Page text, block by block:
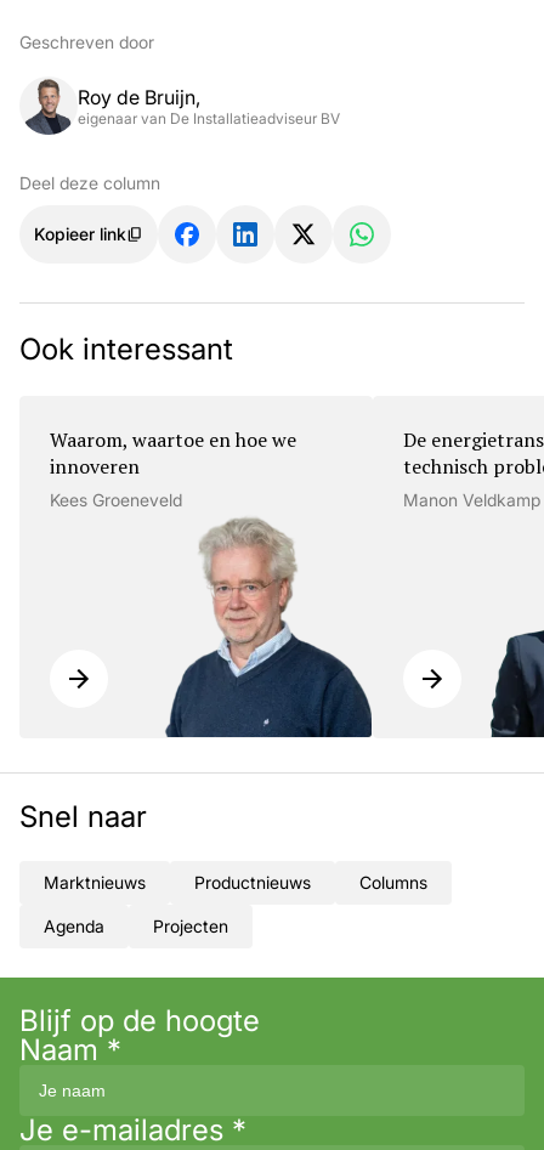
Geschreven door
Roy de Bruijn,
eigenaar van De Installatieadviseur BV
Deel deze column
Kopieer link
Ook interessant
Waarom, waartoe en hoe we
innoveren
Kees Groeneveld
De
technisch
Manon Veldkamp
Snel naar
Marktnieuws Productnieuws Columns
Agenda Projecten
Blijf op de hoogte
Naam *
Je e-mailadres *